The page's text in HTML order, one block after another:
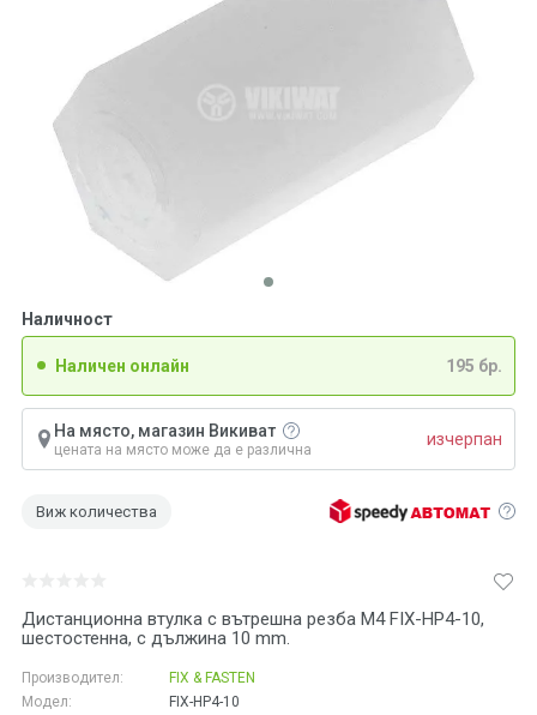
Дистанционна втулка с вътрешна резба M4 FIX-HP4-10,
шестостенна, с дължина 10 mm.
Производител:
FIX & FASTEN
Модел:
FIX-HP4-10
Наличност
Наличен онлайн 195 бр.
На място, магазин Викиват
цената на място може да е различна
изчерпан
Виж количества